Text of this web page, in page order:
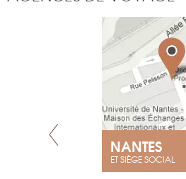
NANTES
ET SIÈGE SOCIAL